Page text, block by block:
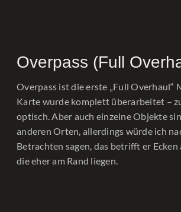
Overpass (Full
Overpass ist die erste „Full Overhaul“
Karte wurde komplett überarbeitet –
optisch. Aber auch einzelne Objekte
anderen Orten, allerdings würde ich
Betrachten sagen, das betrifft er
die eher am Rand liegen.